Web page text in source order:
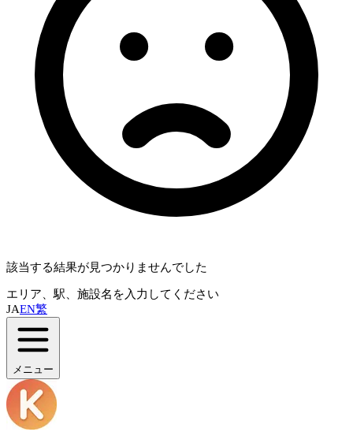
該当する結果が見つかりませんでした
エリア、駅、施設名を入力してください
JAEN繁
メニュー